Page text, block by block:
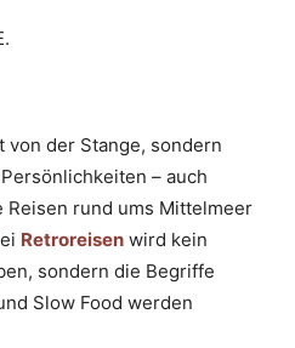
von der Stange, sondern
– auch
rund ums Mittelmeer
Retroreisen wird kein
sondern die Begriffe
Slow Food werden